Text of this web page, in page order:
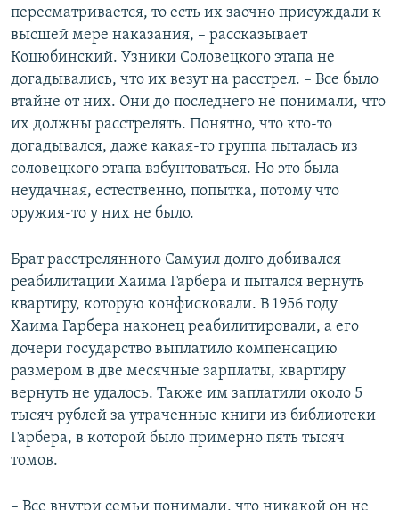
пересматривается, то есть их заочно присуждали к
высшей мере наказания, – рассказывает
Коцюбинский. Узники Соловецкого этапа не
догадывались, что их везут на расстрел. – Все было
втайне от них. Они до последнего не понимали, что
их должны расстрелять. Понятно, что кто-то
догадывался, даже какая-то группа пыталась из
соловецкого этапа взбунтоваться. Но это была
неудачная, естественно, попытка, потому что
оружия-то у них не было.
Брат расстрелянного Самуил долго добивался
реабилитации Хаима Гарбера и пытался вернуть
квартиру, которую конфисковали. В 1956 году
Хаима Гарбера наконец реабилитировали, а его
дочери государство выплатило компенсацию
размером в две месячные зарплаты, квартиру
вернуть не удалось. Также им заплатили около 5
тысяч рублей за утраченные книги из библиотеки
Гарбера, в которой было примерно пять тысяч
томов.
– Все внутри семьи понимали, что никакой он не